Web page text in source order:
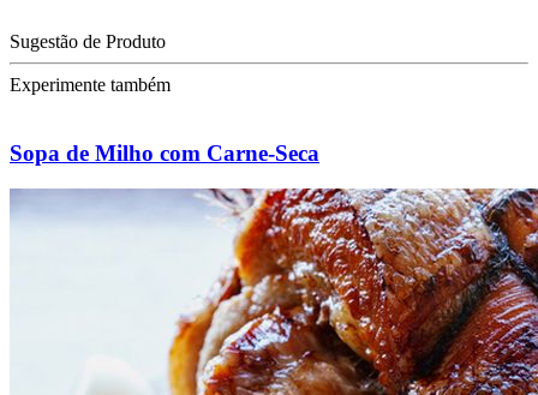
Sugestão de Produto
Experimente também
Sopa de Milho com Carne-Seca